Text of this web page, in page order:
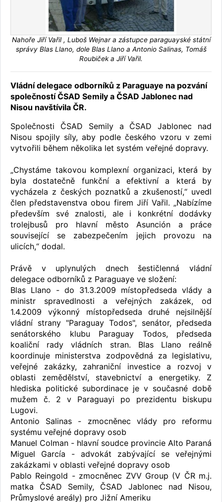
Nahoře Jiří Vařil , Luboš Wejnar a zástupce paraguayské státní
správy Blas Llano, dole Blas Llano a Antonio Salinas, Tomáš
Roubiček a Jiří Vařil.
Vládní delegace odborníků z Paraguaye na pozvání
společností ČSAD Semily a ČSAD Jablonec nad
Nisou navštívila ČR.
Společnosti ČSAD Semily a ČSAD Jablonec nad
Nisou spojily síly, aby podle českého vzoru v zemi
vytvořili během několika let systém veřejné dopravy.
„Chystáme takovou komplexní organizaci, která by
byla dostatečně funkční a efektivní a která by
vycházela z českých poznatků a zkušeností,“ uvedl
člen představenstva obou firem Jiří Vařil. „Nabízíme
především své znalosti, ale i konkrétní dodávky
trolejbusů pro hlavní město Asunción a práce
související se zabezpečením jejich provozu na
ulicích,“ dodal.
Právě v uplynulých dnech šestičlenná vládní
delegace odborníků z Paraguaye ve složení:
Blas Llano - do 31.3.2009 místopředseda vlády a
ministr spravedlnosti a veřejných zakázek, od
1.4.2009 výkonný místopředseda druhé nejsilnější
vládní strany "Paraguay Todos", senátor, předseda
senátorského klubu Paraguay Todos, předseda
koaliční rady vládních stran. Blas Llano reálně
koordinuje ministerstva zodpovědná za legislativu,
veřejné zakázky, zahraniční investice a rozvoj v
oblasti zemědělství, stavebnictví a energetiky. Z
hlediska politické subordinace je v současné době
mužem č. 2 v Paraguayi po prezidentu biskupu
Lugovi.
Antonio Salinas - zmocněnec vlády pro reformu
systému veřejné dopravy osob
Manuel Colman - hlavní soudce provincie Alto Paraná
Miguel García - advokát zabývající se veřejnými
zakázkami v oblasti veřejné dopravy osob
Pablo Reingold - zmocněnec ZVV Group (V ČR m.j.
matka ČSAD Semily, ČSAD Jablonec nad Nisou,
Průmyslové areály) pro Jižní Ameriku